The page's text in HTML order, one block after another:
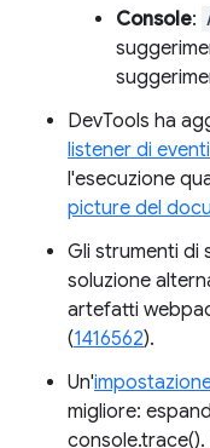
Console:
DevTools ha
listener di eventi
l'esecuzione
picture del
Gli strumenti di
soluzione
artefatti
(1416562).
Un'
migliore:
console.trace().